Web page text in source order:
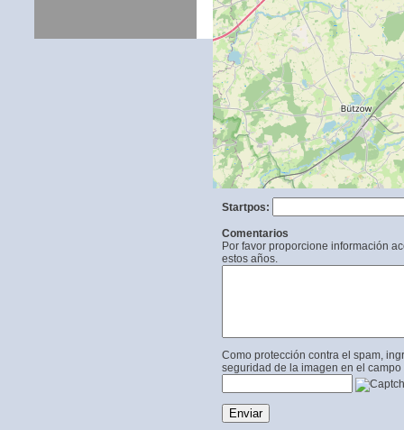
Startpos:
Comentarios
Por favor proporcione información
estos años.
Como protección contra el spam,
seguridad de la imagen en el campo